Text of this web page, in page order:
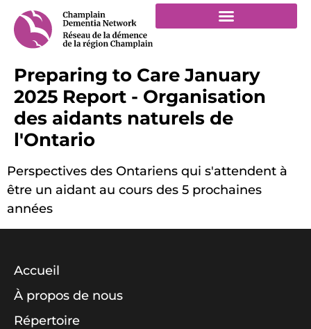
Preparing to Care January
2025 Report - Organisation
des aidants naturels de
l'Ontario
Perspectives des Ontariens qui s'attendent à
être un aidant au cours des 5 prochaines
années
Accueil
À propos de nous
Répertoire